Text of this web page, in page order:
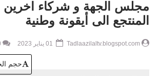
مجلس الجهة و شركاء اخرين
المنتجع الى أيقونة وطنية
Tadlaazilaltv.blogspot.com
حجم